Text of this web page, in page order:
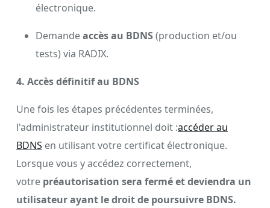
électronique.
Demandeaccès au BDNS (production et/ou
tests) via RADIX.
4. Accès définitif au BDNS
Une fois les étapes précédentes terminées,
l'administrateur institutionnel doit :accéder au
BDNS en utilisant votre certificat électronique.
Lorsque vous y accédez correctement,
votre préautorisation sera fermé et deviendra un
utilisateur ayant le droit de poursuivre BDNS.